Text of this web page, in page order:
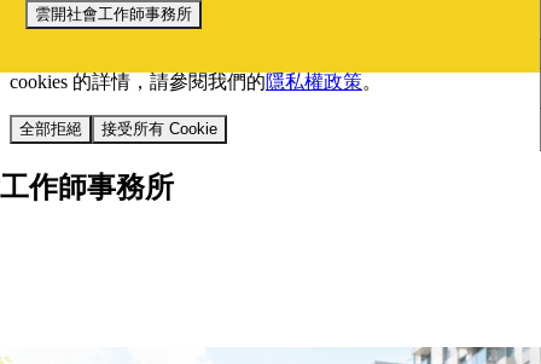
我們使用 cookies 來提升您的瀏覽體驗並分析網站流量。
cookies 的詳情，請參閱我們的隱私權政策。
全部拒絕 接受所有 Cookie
雲開社會工作師事務所
作師事務所